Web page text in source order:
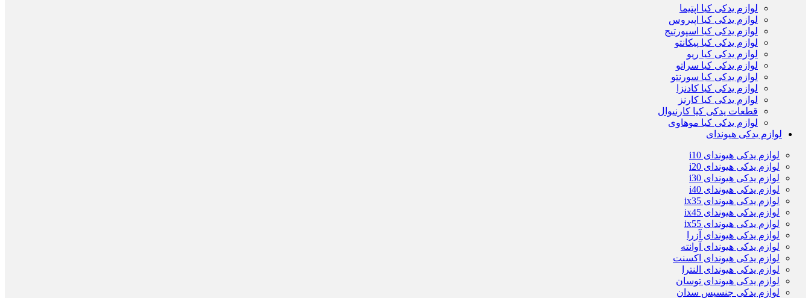
لوازم یدکی کیا اپتیما
لوازم یدکی کیا اپیروس
لوازم یدکی کیا اسپورتیج
لوازم یدکی کیا پیکانتو
لوازم یدکی کیا ریو
لوازم یدکی کیا سراتو
لوازم یدکی کیا سورنتو
لوازم یدکی کیا کادنزا
لوازم یدکی کیا کارنز
قطعات یدکی کیا کارنیوال
لوازم یدکی کیا موهاوی
لوازم یدکی هیوندای
لوازم یدکی هیوندای i10
لوازم یدکی هیوندای i20
لوازم یدکی هیوندای i30
لوازم یدکی هیوندای i40
لوازم یدکی هیوندای ix35
لوازم یدکی هیوندای ix45
لوازم یدکی هیوندای ix55
لوازم یدکی هیوندای آزرا
لوازم یدکی هیوندای آوانته
لوازم یدکی هیوندای اکسنت
لوازم یدکی هیوندای النترا
لوازم یدکی هیوندای توسان
لوازم یدکی جنسیس سدان